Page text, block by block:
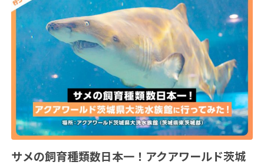
サメの飼育種類数日本一！アクアワールド茨城